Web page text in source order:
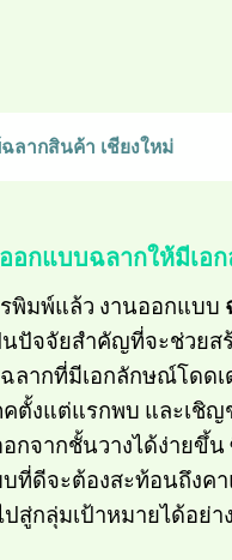
ลากสินค้า เชียงใหม่
อกแบบฉลากให้มีเอ
พิมพ์แล้ว งานออกแบบ
นปัจจัยสำคัญที่จะช่วยส
ลากที่มีเอกลักษณ์โดดเ
ตั้งแต่แรกพบ และเชิญ
กจากชั้นวางได้ง่ายขึ้น
ที่ดีจะต้องสะท้อนถึงคา
สู่กลุ่มเป้าหมายได้อย่า